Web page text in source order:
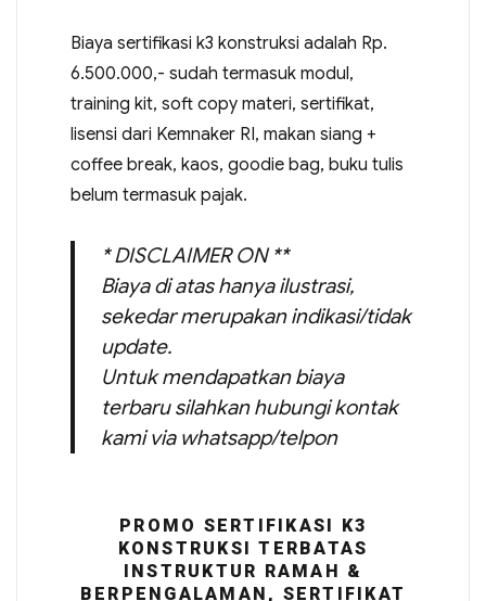
Biaya sertifikasi k3 konstruksi adalah Rp.
6.500.000,- sudah termasuk modul,
training kit, soft copy materi, sertifikat,
lisensi dari Kemnaker RI, makan siang +
coffee break, kaos, goodie bag, buku tulis
belum termasuk pajak.
* DISCLAIMER ON **
Biaya di atas hanya ilustrasi,
sekedar merupakan indikasi/tidak
update.
Untuk mendapatkan biaya
terbaru silahkan hubungi kontak
kami via whatsapp/telpon
PROMO SERTIFIKASI K3
KONSTRUKSI TERBATAS
INSTRUKTUR RAMAH &
BERPENGALAMAN, SERTIFIKAT